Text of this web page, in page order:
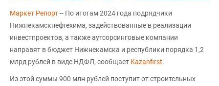
Маркет Репорт-- По итогам 2024 года подрядчики
Нижнекамскнефтехима, задействованные в реализации
инвестпроектов, а также аутсорсинговые компании
направят в бюджет Нижнекамска и республики порядка 1,2
млрд рублей в виде НДФЛ, сообщает Kazanfirst.
Из этой суммы 900 млн рублей поступит от строительных